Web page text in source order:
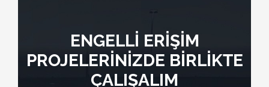
ENGELLİ ERİŞİM
PROJELERİNİZDE BİRLİKTE
ÇALIŞALIM